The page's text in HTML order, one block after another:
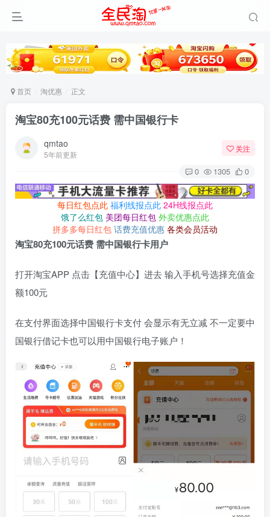
首页 淘优惠 正文
淘宝80充100元话费 需中国银行卡
qmtao
5年前更新
关注
0 1305 0
每日红包点此 福利线报点此 24H线报点此
饿了么红包 美团每日红包 外卖优惠点此
拼多多每日红包 话费充值优惠 各类会员活动
淘宝80充100元话费 需中国银行卡用户
打开淘宝APP 点击【充值中心】进去 输入手机号选择充值金
额100元
在支付界面选择中国银行卡支付 会显示有无立减 不一定要中
国银行借记卡也可以用中国银行电子账户！